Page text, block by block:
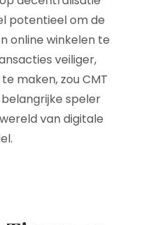
potentieel om de
online winkelen te
veiliger,
maken, zou CMT
speler
van digitale